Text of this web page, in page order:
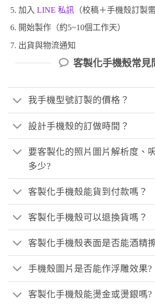
加入 LINE 私訊（校稿＋手機殼訂製
開始製作（約5~10個工作天）
出貨與物流通知
客製化手機殼常見
我手機型號訂製的價格？
設計手機殼的訂做時間？
要客製化的照片圖片解析度、
多少?
客製化手機殼能貨到付款嗎？
客製化手機殼可以退換貨嗎？
客製化手機殼表面是否能酒精
手機殼圖片是否能作浮雕效果?
客製化手機殼能燙金或燙銀嗎?